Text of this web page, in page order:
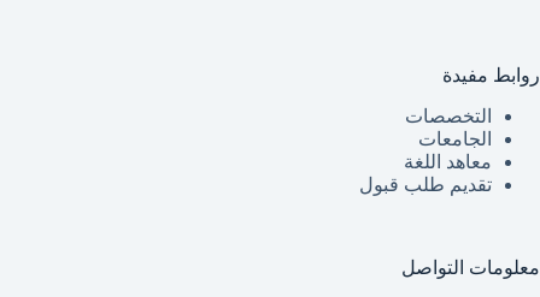
روابط مفيدة
التخصصات
الجامعات
معاهد اللغة
تقديم طلب قبول
معلومات التواصل